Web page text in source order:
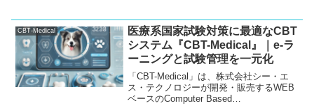
関係性について解説します。また、
CBT、IBT、PBTといった異なるテスト形
式との関係についても触れながら、
SCORMがeラーニングに与える影響につ
いても考察します。
CBT-Medical
医療系国家試験対策に最適なCBT
システム『CBT-Medical』｜e-ラ
ーニングと試験管理を一元化
「CBT-Medical」は、株式会社シー・エ
ス・テクノロジーが開発・販売するWEB
ベースのComputer Based